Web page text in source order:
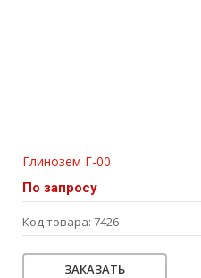
Глинозем Г-00
По запросу
Код товара: 7426
ЗАКАЗАТЬ